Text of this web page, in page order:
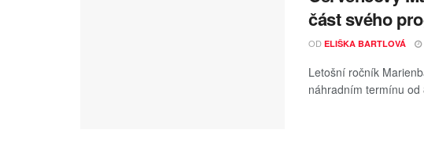
část svého
OD ELIŠKA BARTLOVÁ
Letošní ročník
náhradním termínu